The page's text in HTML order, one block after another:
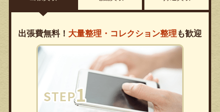
出張費無料！ 大量整理・コレクション整理 も歓迎